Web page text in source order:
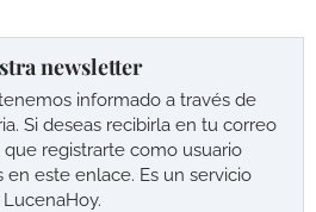
newsletter
informado a través de
Si deseas recibirla en tu correo
registrarte como usuario
este enlace. Es un servicio